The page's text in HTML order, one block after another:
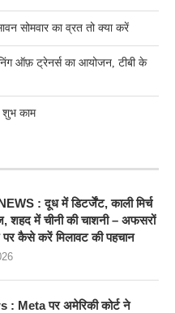
सोमवार का व्रत तो क्या करें
ऑफ़ ट्रेनर्स का आयोजन, टीबी के
शुभ काम
: दूध में डिटर्जेंट, काली मिर्च
शहद में चीनी की चाशनी – अफसरों
पर कैसे करें मिलावट की पहचान
Meta पर अमेरिकी कोर्ट ने